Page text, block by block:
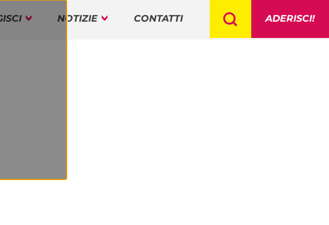
NOTIZIE CONTATTI ADERISCI!